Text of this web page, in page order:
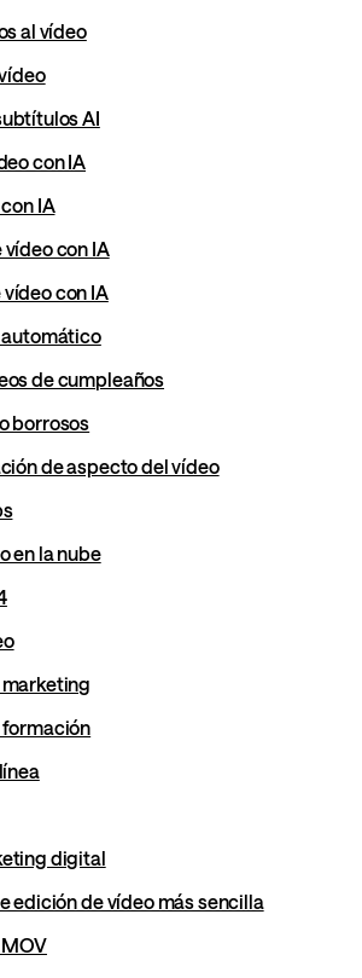
al vídeo
AI
con IA
IA
con IA
con IA
automático
de cumpleaños
borrosos
de aspecto del vídeo
en la nube
digital
edición de vídeo más sencilla